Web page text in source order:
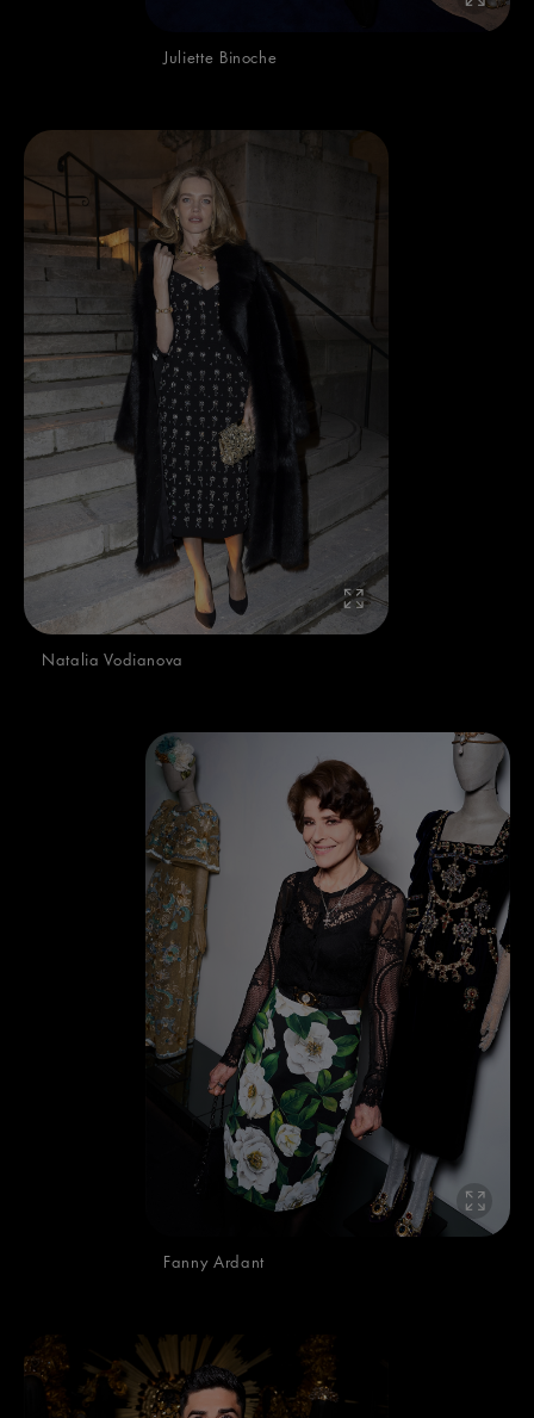
Juliette Binoche
Natalia Vodianova
Fanny Ardant